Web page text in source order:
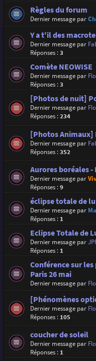
Règles du forum
Dernier message par
Y a t'il des
Dernier message par
Réponses :3
Comète NEOWISE
Dernier message par
Réponses :3
[Photos de nuit]
Dernier message par
Réponses :234
[Photos Animaux]
Dernier message par
Réponses :352
Aurores boréales -
Dernier message par
Réponses :9
éclipse totale de
Dernier message par
Réponses : 1
Eclipse Totale de
Dernier message par
Réponses : 1
Conférence sur
Paris 26 mai
Dernier message par
[Phénomènes
Dernier message par
Réponses : 105
coucher de soleil
Dernier message par
Réponses : 1